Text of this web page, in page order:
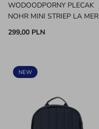
WODOODPORNY PLECAK
NOHR MINI STRIEP LA MER
KONGES SLOJD
299,00 PLN
NEW